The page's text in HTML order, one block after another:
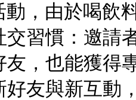
動，由於喝飲
交習慣：邀請
友，也能獲得
好友與新互動